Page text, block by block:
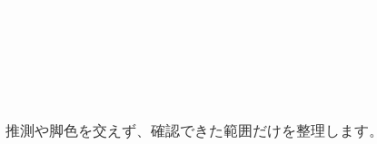
測や脚色を交えず、確認できた範囲だけを整理します。